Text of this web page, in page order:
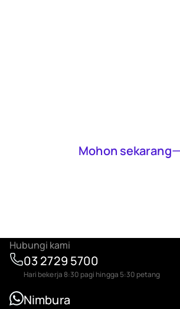
Mohon sekarang
Hubungi kami
03 2729 5700
Hari bekerja 8:30 pagi hingga 5:30 petang
Nimbura